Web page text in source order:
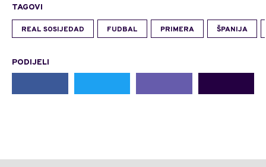
TAGOVI
REAL SOSIJEDAD FUDBAL PRIMERA ŠPANIJA
PODIJELI